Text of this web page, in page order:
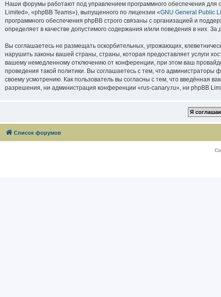
Наши форумы работают под управлением программного обеспечения
Limited», «phpBB Teams»), выпущенного по лицензии «GNU General Public
программного обеспечения phpBB строго связаны с организацией и
определяет в качестве допустимого содержания и/или поведения в них.
Вы соглашаетесь не размещать оскорбительных, угрожающих,
нарушить законы вашей страны, страны, которая предоставляет услуги
вашему немедленному отключению от конференции, при этом ваш
проведения такой политики. Вы соглашаетесь с тем, что
своему усмотрению. Как пользователь вы согласны с тем, что введённая
разрешения, ни администрация конференции «rus-canary.ru», ни phpBB
Список форумов